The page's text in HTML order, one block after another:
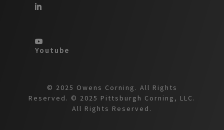
Youtube
© 2025 Owens Corning. All Rights
Reserved. © 2025 Pittsburgh Corning, LLC.
All Rights Reserved.